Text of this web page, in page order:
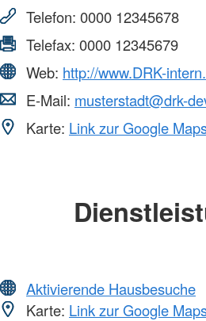
Telefon: 0000 12345678
Telefax: 0000 12345679
Web: http://www.DRK-
E-Mail: musterstadt@drk-
Karte: Link zur Google
Aktivierende Hausbesuche
Karte: Link zur Google